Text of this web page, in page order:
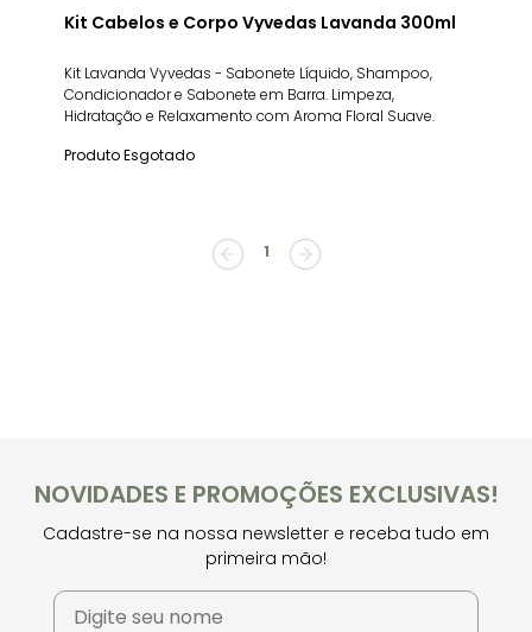
Kit Cabelos e Corpo Vyvedas Lavanda 300ml
Kit Lavanda Vyvedas - Sabonete Líquido, Shampoo,
Condicionador e Sabonete em Barra. Limpeza,
Hidratação e Relaxamento com Aroma Floral Suave.
Produto Esgotado
1
NOVIDADES E PROMOÇÕES EXCLUSIVAS!
Cadastre-se na nossa newsletter e receba tudo em
primeira mão!